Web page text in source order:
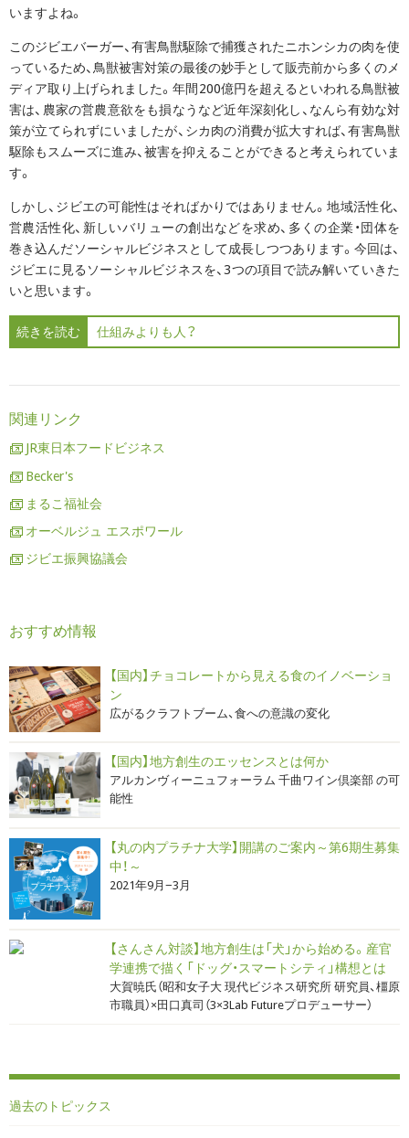
いますよね。
このジビエバーガー、有害鳥獣駆除で捕獲されたニホンシカの肉を使
っているため、鳥獣被害対策の最後の妙手として販売前から多くのメ
ディア取り上げられました。年間200億円を超えるといわれる鳥獣被
害は、農家の営農意欲をも損なうなど近年深刻化し、なんら有効な対
策が立てられずにいましたが、シカ肉の消費が拡大すれば、有害鳥獣
駆除もスムーズに進み、被害を抑えることができると考えられていま
す。
しかし、ジビエの可能性はそればかりではありません。地域活性化、
営農活性化、新しいバリューの創出などを求め、多くの企業・団体を
巻き込んだソーシャルビジネスとして成長しつつあります。今回は、
ジビエに見るソーシャルビジネスを、3つの項目で読み解いていきた
いと思います。
続きを読む 仕組みよりも人？
関連リンク
JR東日本フードビジネス
Becker's
まるこ福祉会
オーベルジュ エスポワール
ジビエ振興協議会
おすすめ情報
【国内】チョコレートから見える食のイノベーショ
ン
広がるクラフトブーム、食への意識の変化
【国内】地方創生のエッセンスとは何か
アルカンヴィーニュフォーラム 千曲ワイン倶楽部 の可
能性
【丸の内プラチナ大学】開講のご案内～第6期生募集
中！～
2021年9月−3月
【さんさん対談】地方創生は「犬」から始める。産官
学連携で描く「ドッグ・スマートシティ」構想とは
大賀暁氏（昭和女子大 現代ビジネス研究所 研究員、橿原
市職員）×田口真司（3×3Lab Futureプロデューサー）
過去のトピックス